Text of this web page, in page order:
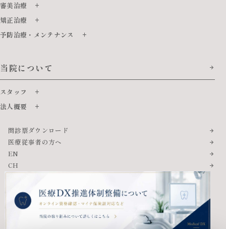
審美治療
矯正治療
予防治療・メンテナンス
当院について
スタッフ
法人概要
問診票ダウンロード
医療従事者の方へ
EN
CH